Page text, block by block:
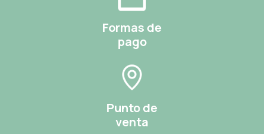
Formas de
pago
Punto de
venta